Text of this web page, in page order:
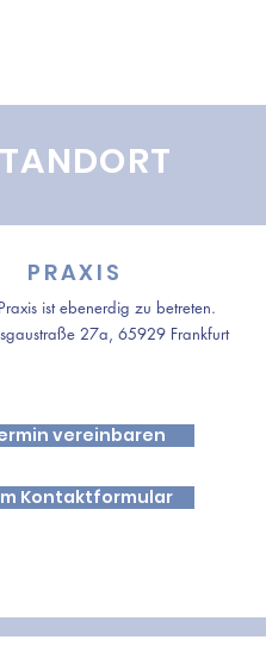
PRAXIS
ist ebenerdig zu betreten.
27a, 65929 Frankfurt
vereinbaren
Kontaktformular